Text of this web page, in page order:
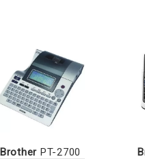
Brother PT-2700